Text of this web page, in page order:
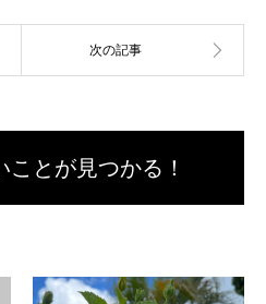
とが見つかる！